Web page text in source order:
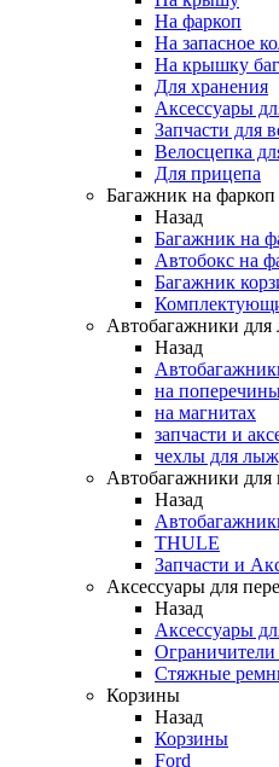
На фаркоп
На запасное
На крышку
Для хранения
Аксессуары
Запчасти для
Велосцепка
Для прицепа
Багажник на фаркоп
Назад
Багажник на
Автобокс на
Багажник
Автобагажники
Назад
на
на магнитах
запчасти и
чехлы для
Автобагажники для
Назад
THULE
Запчасти и
Аксессуары для
Назад
Аксессуары
Ограничители
Стяжные
Корзины
Назад
Корзины
Ford